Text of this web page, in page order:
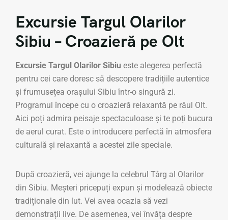
Excursie Targul Olarilor
Sibiu – Croazieră pe Olt
Excursie Targul Olarilor Sibiu este alegerea perfectă
pentru cei care doresc să descopere tradițiile autentice
și frumusețea orașului Sibiu într-o singură zi.
Programul începe cu o croazieră relaxantă pe râul Olt.
Aici poți admira peisaje spectaculoase și te poți bucura
de aerul curat. Este o introducere perfectă în atmosfera
culturală și relaxantă a acestei zile speciale.
După croazieră, vei ajunge la celebrul Târg al Olarilor
din Sibiu. Meșteri pricepuți expun și modelează obiecte
tradiționale din lut. Vei avea ocazia să vezi
demonstrații live. De asemenea, vei învăța despre